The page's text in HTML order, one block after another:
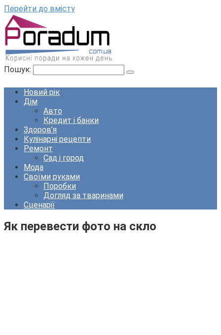
Перейти до вмісту
Пошук:
Новий рік
Дім
Авто
Кредит і банки
Здоров’я
Кулінарні рецепти
Ремонт
Сад і город
Мода
Своїми руками
Поробки
Догляд за тваринами
Сценарії
Як перевести фото на скло